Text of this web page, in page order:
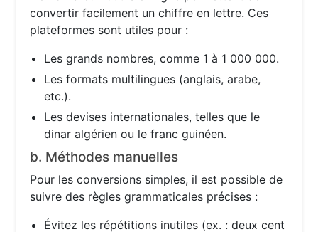
convertir facilement un chiffre en lettre. Ces
plateformes sont utiles pour :
Les grands nombres, comme 1 à 1 000 000.
Les formats multilingues (anglais, arabe,
etc.).
Les devises internationales, telles que le
dinar algérien ou le franc guinéen.
b. Méthodes manuelles
Pour les conversions simples, il est possible de
suivre des règles grammaticales précises :
Évitez les répétitions inutiles (ex. : deux cent